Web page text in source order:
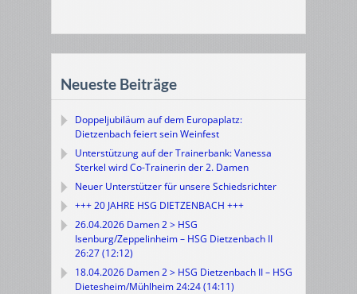
Neueste Beiträge
Doppeljubiläum auf dem Europaplatz:
Dietzenbach feiert sein Weinfest
Unterstützung auf der Trainerbank: Vanessa
Sterkel wird Co-Trainerin der 2. Damen
Neuer Unterstützer für unsere Schiedsrichter
+++ 20 JAHRE HSG DIETZENBACH +++
26.04.2026 Damen 2 > HSG
Isenburg/Zeppelinheim – HSG Dietzenbach II
26:27 (12:12)
18.04.2026 Damen 2 > HSG Dietzenbach II – HSG
Dietesheim/Mühlheim 24:24 (14:11)